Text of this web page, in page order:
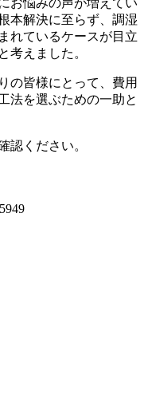
お悩みの声が増えてい
本解決に至らず、調湿
れているケースが目立
考えました。
の皆様にとって、費用
法を選ぶための一助と
認ください。